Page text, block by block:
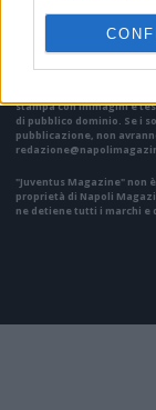
stampa con immagini e
di pubblico dominio. Se i
pubblicazione, non
"Juventus Magazine" non
proprietà di Napoli
ne detiene tutti i marchi e